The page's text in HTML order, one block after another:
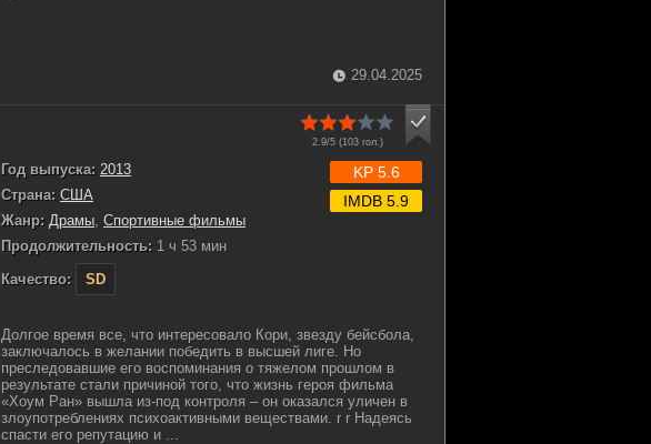
29.04.2025
2.9/5 (103гол.)
Год выпуска: 2013
Страна: США
Жанр: Драмы Спортивные фильмы
Продолжительность: 1 ч 53 мин
Качество:
SD
KP 5.6
IMDB 5.9
Долгое время все, что интересовало Кори, звезду бейсбола,
заключалось в желании победить в высшей лиге. Но
преследовавшие его воспоминания о тяжелом прошлом в
результате стали причиной того, что жизнь героя фильма
«Хоум Ран» вышла из-под контроля – он оказался уличен в
злоупотреблениях психоактивными веществами. r r Надеясь
спасти его репутацию и ...